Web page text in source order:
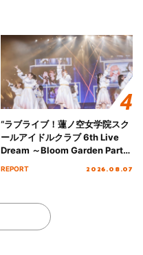
“ラブライブ！蓮ノ空女学院スク
ールアイドルクラブ 6th Live
Dream ～Bloom Garden Party
REPORT 2026.08.07